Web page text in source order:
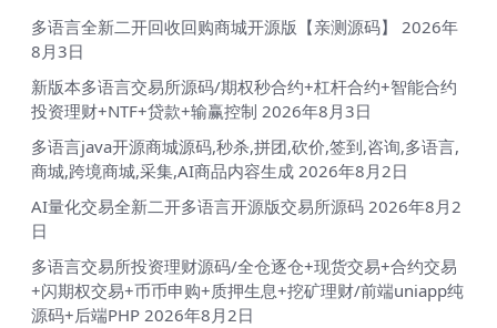
多语言全新二开回收回购商城开源版【亲测源码】
2026年
8月3日
新版本多语言交易所源码/期权秒合约+杠杆合约+智能合约
投资理财+NTF+贷款+输赢控制 2026年8月3日
多语言java开源商城源码,秒杀,拼团,砍价,签到,咨询,多语言,
商城,跨境商城,采集,AI商品内容生成 2026年8月2日
AI量化交易全新二开多语言开源版交易所源码 2026年8月2
日
多语言交易所投资理财源码/全仓逐仓+现货交易+合约交易
+闪期权交易+币币申购+质押生息+挖矿理财/前端uniapp纯
源码+后端PHP 2026年8月2日